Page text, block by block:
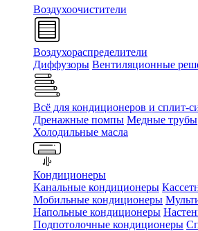
Воздухоочистители
Воздухораспределители
Диффузоры Вентиляционные
Всё для кондиционеров и сплит-
Дренажные помпы Медные трубы
Холодильные масла
Кондиционеры
Канальные кондиционеры
Мобильные кондиционеры
Напольные кондиционеры
Подпотолочные кондиционеры